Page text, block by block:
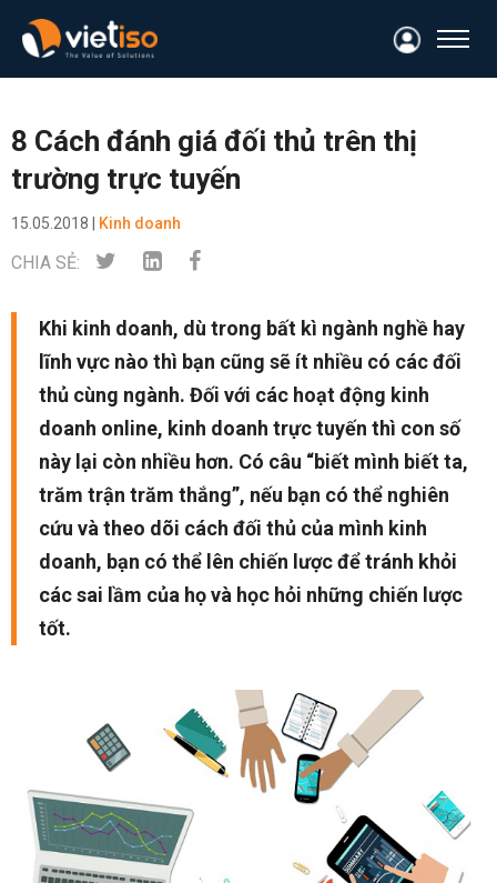
8 Cách đánh giá đối thủ trên thị
trường trực tuyến
15.05.2018 | Kinh doanh
CHIA SẺ:
Khi kinh doanh, dù trong bất kì ngành nghề hay
lĩnh vực nào thì bạn cũng sẽ ít nhiều có các đối
thủ cùng ngành. Đối với các hoạt động kinh
doanh online, kinh doanh trực tuyến thì con số
này lại còn nhiều hơn. Có câu “biết mình biết ta,
trăm trận trăm thắng”, nếu bạn có thể nghiên
cứu và theo dõi cách đối thủ của mình kinh
doanh, bạn có thể lên chiến lược để tránh khỏi
các sai lầm của họ và học hỏi những chiến lược
tốt.